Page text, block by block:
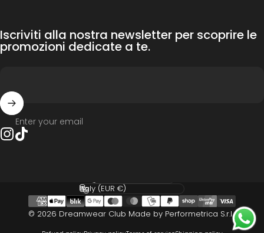
Iscriviti alla nostra newsletter per scoprire le
promozioni dedicate a te.
Enter your email
© 2026 Dreamwear Club Made by Performetrica S.r.l.
Language
Country/region